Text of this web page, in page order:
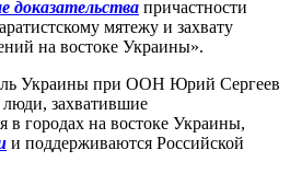
доказательства причастности
мятежу и захвату
на востоке Украины».
Украины при ООН Юрий Сергеев
захватившие
в городах на востоке Украины,
и поддерживаются Российской